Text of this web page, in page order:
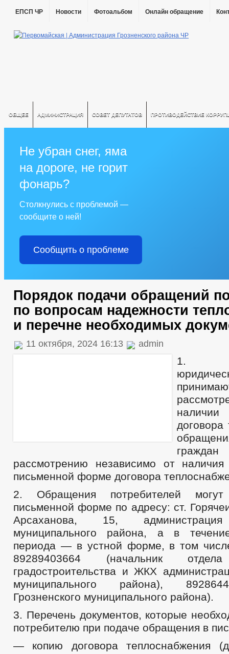
ЕПСП ЧР Новости Фотоальбом Онлайн обращение
ОБЩЕЕ АДМИНИСТРАЦИЯ СОВЕТ ДЕПУТАТОВ ПРОТИВОДЕЙСТВИЕ
Не убран снег, яма
на дороге, не горит
фонарь?
Столкнулись с проблемой —
сообщите о ней!
Сообщить о проблеме
Порядок подачи обращений
по вопросам надежности
и перечне необходимых
11 октября, 2024 16:13 admin
1.
договора
граждан
рассмотрению независимо от наличия
письменной форме договора
2. Обращения потребителей
письменной форме по адресу: ст.
Арсаханова, 15, администрация
муниципального района, а в
периода — в устной форме, в том
89289403664 (начальник отдела
градостроительства и ЖКХ
муниципального района),
Грозненского муниципального района).
3. Перечень документов, которые
потребителю при подаче обращения в
— копию договора теплоснабжения